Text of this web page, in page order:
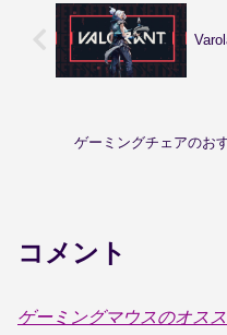
ゲーミングチェアのお
コメント
ゲーミングマウスのオス